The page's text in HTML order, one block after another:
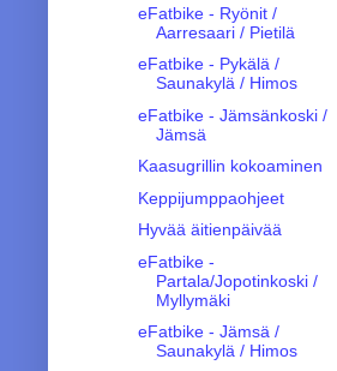
eFatbike - Ryönit /
Aarresaari / Pietilä
eFatbike - Pykälä /
Saunakylä / Himos
eFatbike - Jämsänkoski /
Jämsä
Kaasugrillin kokoaminen
Keppijumppaohjeet
Hyvää äitienpäivää
eFatbike -
Partala/Jopotinkoski /
Myllymäki
eFatbike - Jämsä /
Saunakylä / Himos